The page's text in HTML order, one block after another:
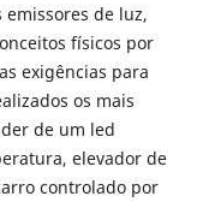
emissores de luz,
físicos por
exigências para
os mais
de um led
elevador de
controlado por